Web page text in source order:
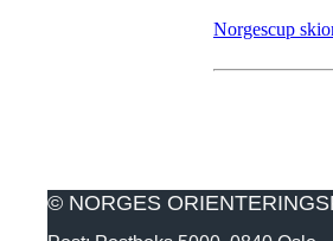
Norgescup
© NORGES